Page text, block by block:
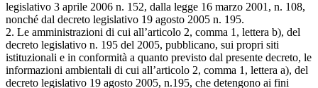
legislativo 3 aprile 2006 n. 152, dalla legge 16 marzo 2001, n. 108,
nonché dal decreto legislativo 19 agosto 2005 n. 195.
2. Le amministrazioni di cui all’articolo 2, comma 1, lettera b), del
decreto legislativo n. 195 del 2005, pubblicano, sui propri siti
istituzionali e in conformità a quanto previsto dal presente decreto, le
informazioni ambientali di cui all’articolo 2, comma 1, lettera a), del
decreto legislativo 19 agosto 2005, n.195, che detengono ai fini